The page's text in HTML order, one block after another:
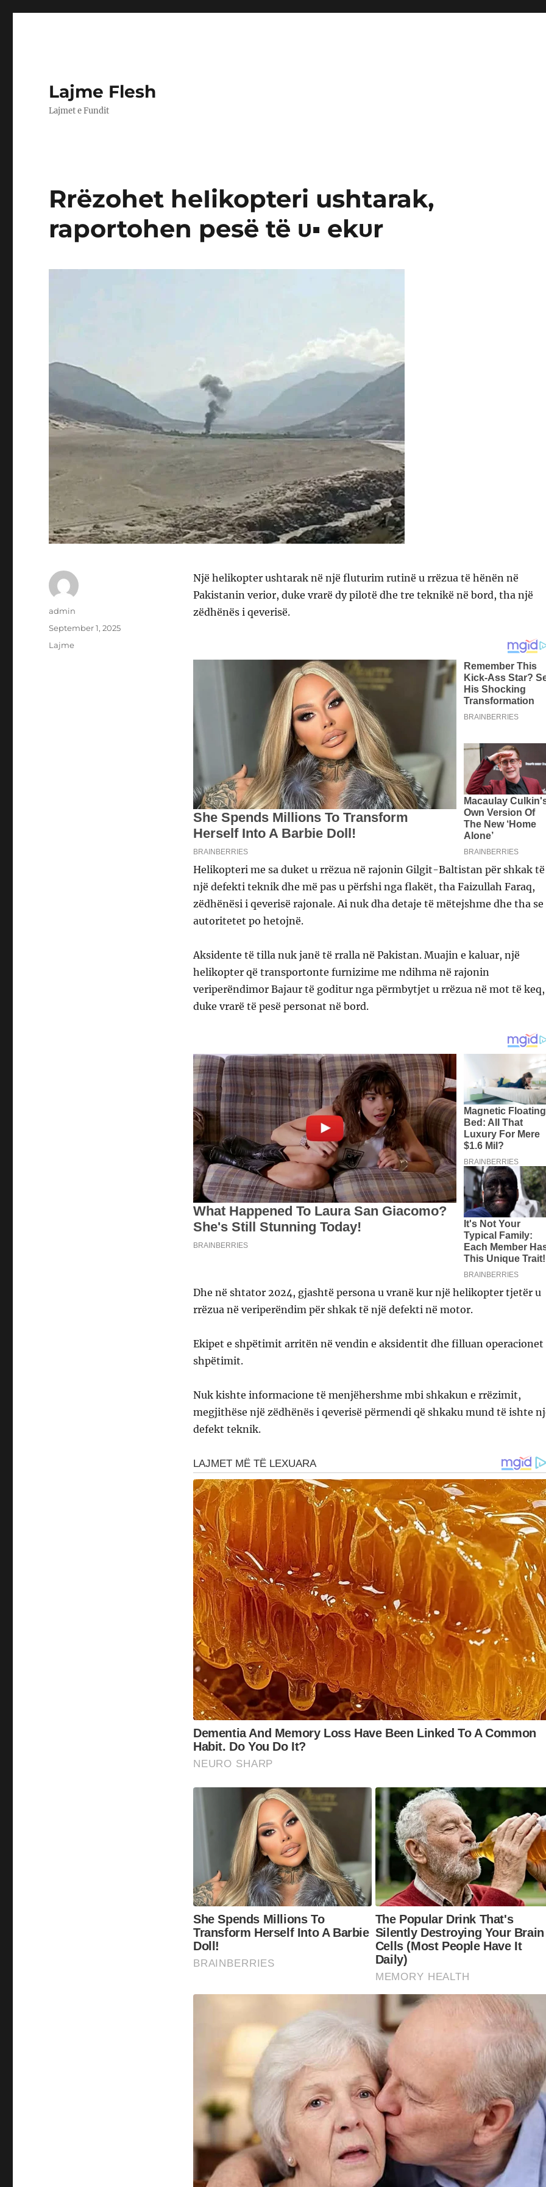
Lajme Flesh
Lajmet e Fundit
Rrëzohet heIikopteri ushtarak,
raportohen pesë të υ▪︎ ekυr
Një helikopter ushtarak në një fluturim rutinë u rrëzua të hënën në
Pakistanin verior, duke vrarë dy pilotë dhe tre teknikë në bord, tha një
zëdhënës i qeverisë.
Helikopteri me sa duket u rrëzua në rajonin Gilgit-Baltistan për shkak të
një defekti teknik dhe më pas u përfshi nga flakët, tha Faizullah Faraq,
zëdhënësi i qeverisë rajonale. Ai nuk dha detaje të mëtejshme dhe tha se
autoritetet po hetojnë.
Aksidente të tilla nuk janë të rralla në Pakistan. Muajin e kaluar, një
helikopter që transportonte furnizime me ndihma në rajonin
veriperëndimor Bajaur të goditur nga përmbytjet u rrëzua në mot të keq,
duke vrarë të pesë personat në bord.
Dhe në shtator 2024, gjashtë persona u vranë kur një helikopter tjetër u
rrëzua në veriperëndim për shkak të një defekti në motor.
Ekipet e shpëtimit arritën në vendin e aksidentit dhe filluan operacionet
shpëtimit.
Nuk kishte informacione të menjëhershme mbi shkakun e rrëzimit,
megjithëse një zëdhënës i qeverisë përmendi që shkaku mund të ishte
defekt teknik.
Author
admin
Posted
September 1, 2025
Categories
Lajme